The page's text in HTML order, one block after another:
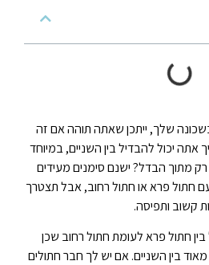
שלך, ייתכן שאתה תוהה אם זה
אתה יכול להבדיל בין השניים, במיוחד
מתוך הבדל? ישנם סימנים מעידים
חתול פרא או חתול רחוב, אבל תצטרך
קשוב ותפיסה.
חתול פרא לעומת חתול רחוב שכן
בין השניים. אם יש לך חבר חתולים